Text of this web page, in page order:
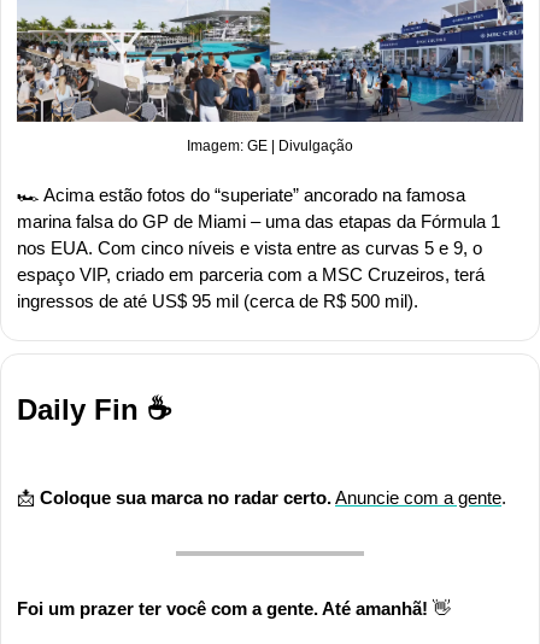
Imagem: GE | Divulgação
🏎️ Acima estão fotos do “superiate” ancorado na famosa
marina falsa do GP de Miami – uma das etapas da Fórmula 1
nos EUA. Com cinco níveis e vista entre as curvas 5 e 9, o
espaço VIP, criado em parceria com a MSC Cruzeiros, terá
ingressos de até US$ 95 mil (cerca de R$ 500 mil).
Daily Fin ☕
📩 Coloque sua marca no radar certo.Anuncie com a gente.
Foi um prazer ter você com a gente. Até amanhã! 👋